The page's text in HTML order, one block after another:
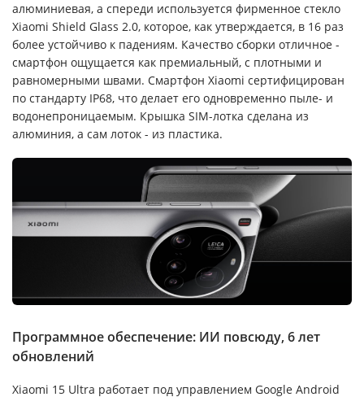
алюминиевая, а спереди используется фирменное стекло
Xiaomi Shield Glass 2.0, которое, как утверждается, в 16 раз
более устойчиво к падениям. Качество сборки отличное -
смартфон ощущается как премиальный, с плотными и
равномерными швами. Смартфон Xiaomi сертифицирован
по стандарту IP68, что делает его одновременно пыле- и
водонепроницаемым. Крышка SIM-лотка сделана из
алюминия, а сам лоток - из пластика.
Программное обеспечение: ИИ повсюду, 6 лет
обновлений
Xiaomi 15 Ultra работает под управлением Google Android